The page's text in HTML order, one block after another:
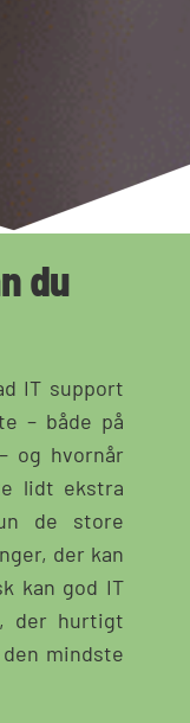
du
IT support
– både på
og hvornår
lidt ekstra
de store
der kan
kan god IT
der hurtigt
mindste